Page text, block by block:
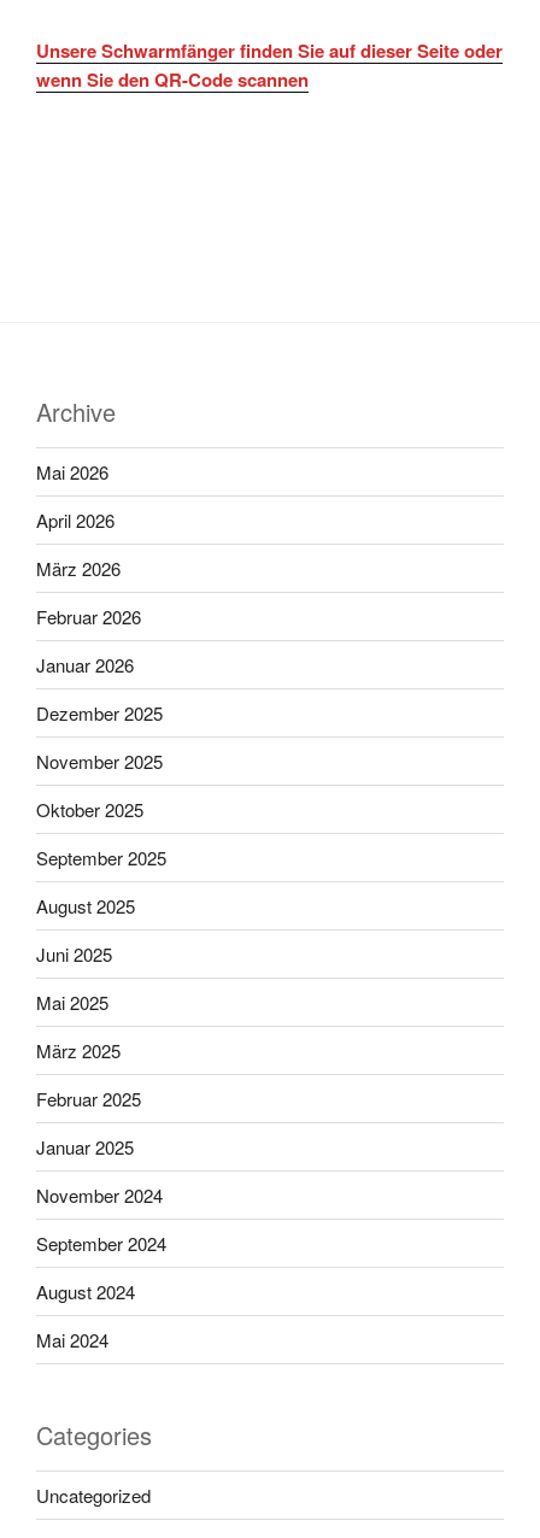
Unsere Schwarmfänger finden Sie auf dieser Seite oder
wenn Sie den QR-Code scannen
Archive
Mai 2026
April 2026
März 2026
Februar 2026
Januar 2026
Dezember 2025
November 2025
Oktober 2025
September 2025
August 2025
Juni 2025
Mai 2025
März 2025
Februar 2025
Januar 2025
November 2024
September 2024
August 2024
Mai 2024
Categories
Uncategorized